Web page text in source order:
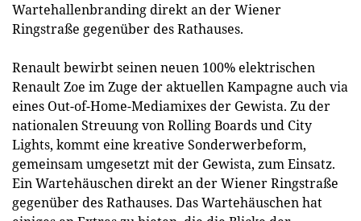
Wartehallenbranding direkt an der Wiener
Ringstraße gegenüber des Rathauses.
Renault bewirbt seinen neuen 100% elektrischen
Renault Zoe im Zuge der aktuellen Kampagne auch via
eines Out-of-Home-Mediamixes der Gewista. Zu der
nationalen Streuung von Rolling Boards und City
Lights, kommt eine kreative Sonderwerbeform,
gemeinsam umgesetzt mit der Gewista, zum Einsatz.
Ein Wartehäuschen direkt an der Wiener Ringstraße
gegenüber des Rathauses. Das Wartehäuschen hat